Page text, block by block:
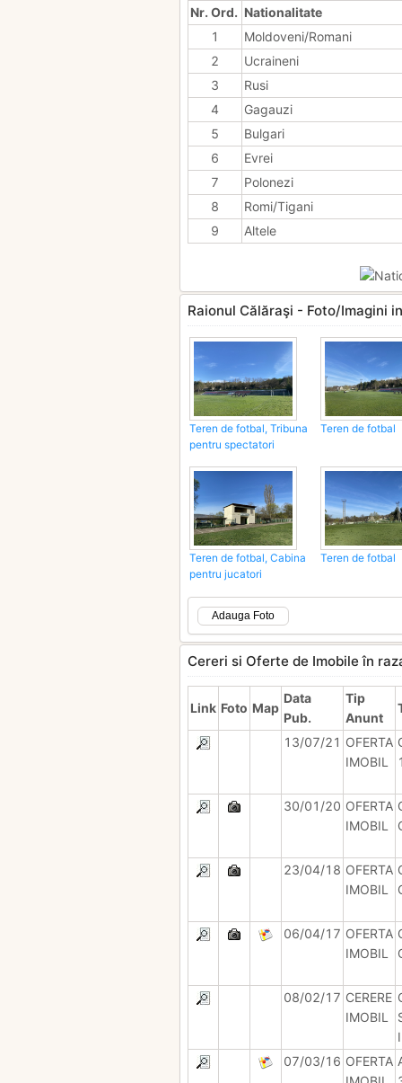
Nr. Ord. Nationalitate
1
Moldoveni/Romani
2
Ucraineni
3
Rusi
4
Gagauzi
5
Bulgari
6
Evrei
7
Polonezi
8
Romi/Tigani
9
Altele
Raionul Călăraşi - Foto/Imagini
Teren de fotbal, Tribuna
pentru spectatori
Teren de fotbal
Teren de fotbal, Cabina
pentru jucatori
Teren de fotbal
Adauga Foto
Cereri si Oferte de Imobile în
Link Foto Map
Data
Pub.
Tip
Anunt
13/07/21 OFERTA
IMOBIL
30/01/20 OFERTA
IMOBIL
23/04/18 OFERTA
IMOBIL
06/04/17 OFERTA
IMOBIL
08/02/17 CERERE
IMOBIL
07/03/16 OFERTA